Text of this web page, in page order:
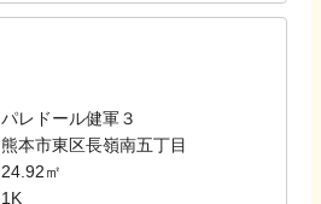
パレドール健軍３
熊本市東区長嶺南五丁目
24.92㎡
1K